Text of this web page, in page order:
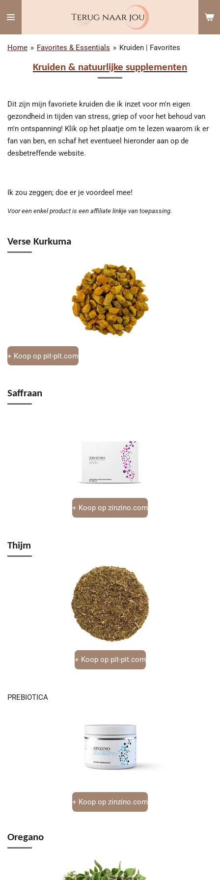
direct
naar
de
Home » Favorites & Essentials » Kruiden | Favorites
Kruiden & natuurlijke supplementen
Dit zijn mijn favoriete kruiden die ik inzet voor m'n eigen
gezondheid in tijden van stress, griep of voor het behoud van
m'n ontspanning! Klik op het plaatje om te lezen waarom ik er
fan van ben, en schaf het eventueel hieronder aan op de
desbetreffende website.
Ik zou zeggen; doe er je voordeel mee!
Voor een enkel product is een affiliate linkje van toepassing.
Verse Kurkuma
+ Koop op pit-pit.com
Saffraan
+ Koop op zinzino.com
Thijm
+ Koop op pit-pit.com
PREBIOTICA
+ Koop op zinzino.com
Oregano